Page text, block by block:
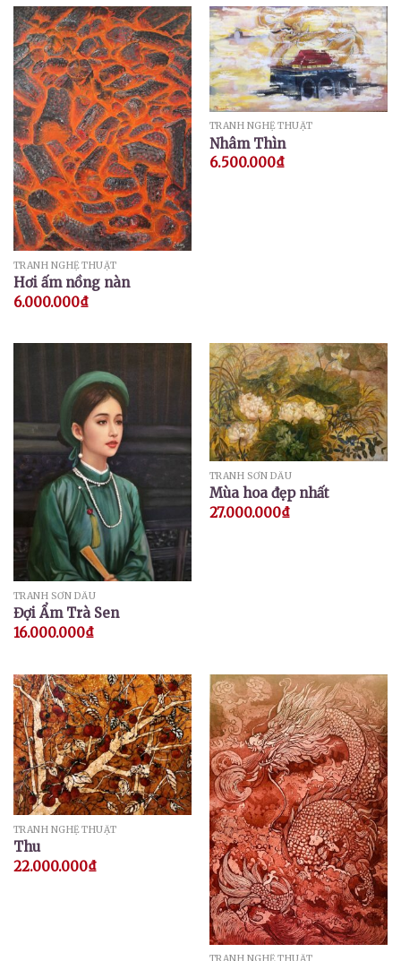
TRANH NGHỆ THUẬT
Hơi ấm nồng nàn
6.000.000₫
TRANH NGHỆ THUẬT
Nhâm Thìn
6.500.000₫
TRANH SƠN DẦU
Đợi Ẩm Trà Sen
16.000.000₫
TRANH SƠN DẦU
Mùa hoa đẹp nhất
27.000.000₫
TRANH NGHỆ THUẬT
Thu
22.000.000₫